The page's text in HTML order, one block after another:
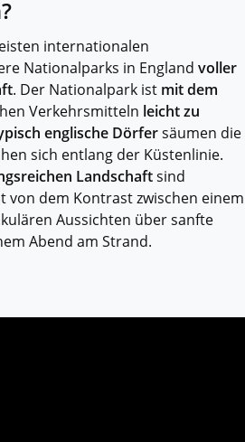
internationalen
Nationalparks in England voller
. Der Nationalpark ist mit dem
Verkehrsmitteln leicht zu
englische Dörfersäumen die
sich entlang der Küstenlinie.
Landschaftsind
von dem Kontrast zwischen einem
Aussichten über sanfte
Abend am Strand.